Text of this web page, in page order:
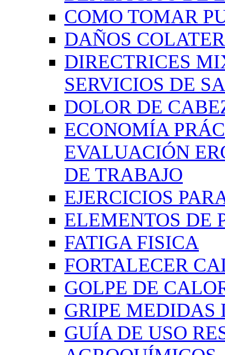
COMO TOMAR
DAÑOS
DIRECTRICES
SERVICIOS DE
DOLOR DE
ECONOMÍA
EVALUACIÓN
DE TRABAJO
EJERCICIOS
ELEMENTOS DE
FATIGA FISICA
FORTALECER
GOLPE DE
GRIPE MEDIDAS
GUÍA DE USO